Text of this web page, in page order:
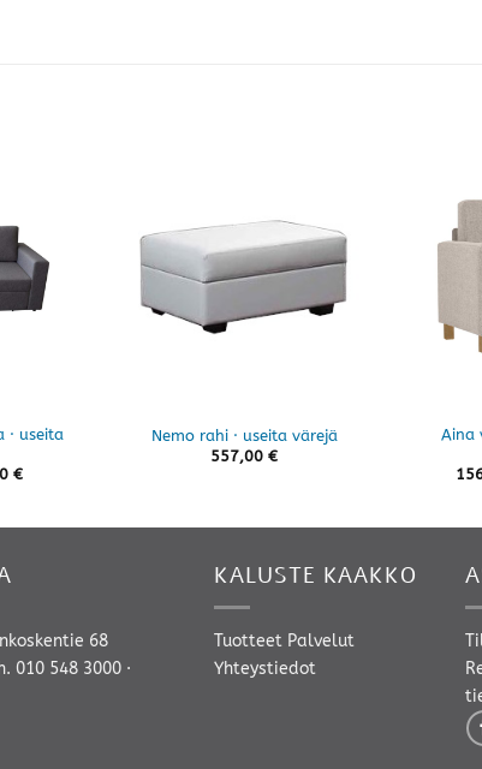
· useita
€
Nemo rahi · useita värejä
557,00 €
Aina
68
010 548 3000·
KALUSTE KAAKKO
Tuotteet Palvelut
Yhteystiedot